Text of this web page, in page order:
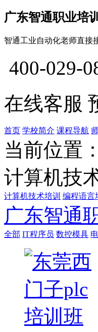
广东智通职业培
智通工业自动化老师直接
400-029-
在线客服
首页 学校简介 课程导航
当前位置：
计算机技
计算机技术培训 编程语言
广东智通
全部 IT程序员 数控模具